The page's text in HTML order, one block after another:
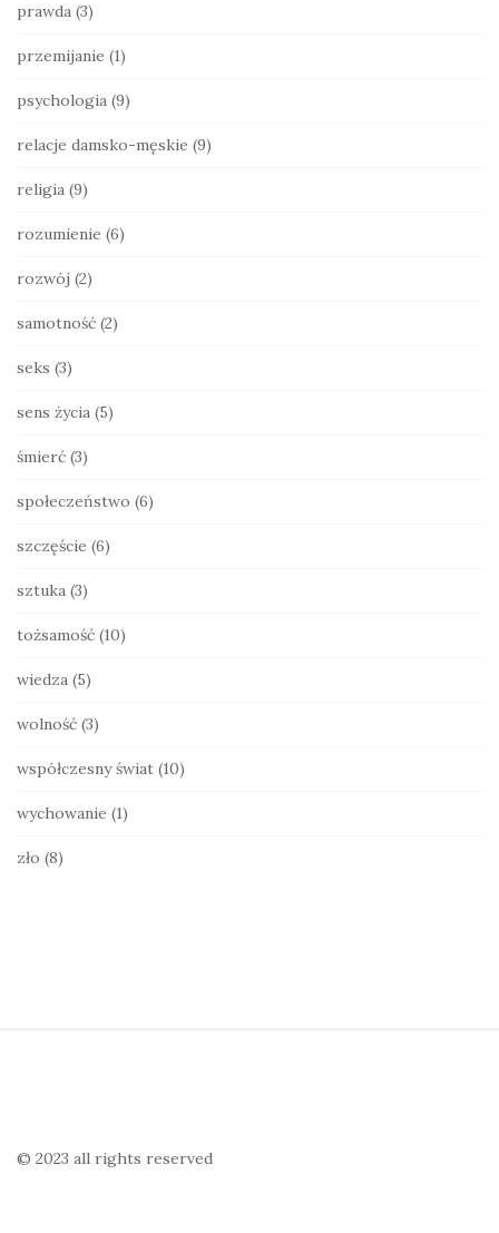
prawda (3)
przemijanie (1)
psychologia (9)
relacje damsko-męskie (9)
religia (9)
rozumienie (6)
rozwój (2)
samotność (2)
seks (3)
sens życia (5)
śmierć (3)
społeczeństwo (6)
szczęście (6)
sztuka (3)
tożsamość (10)
wiedza (5)
wolność (3)
współczesny świat (10)
wychowanie (1)
zło (8)
© 2023 all rights reserved